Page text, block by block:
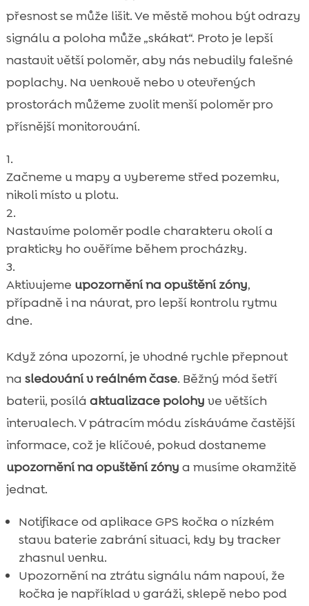
přesnost se může lišit. Ve městě mohou být odrazy
signálu a poloha může „skákat“. Proto je lepší
nastavit větší poloměr, aby nás nebudily falešné
poplachy. Na venkově nebo v otevřených
prostorách můžeme zvolit menší poloměr pro
přísnější monitorování.
Začneme u mapy a vybereme střed pozemku,
nikoli místo u plotu.
Nastavíme poloměr podle charakteru okolí a
prakticky ho ověříme během procházky.
Aktivujeme upozornění na opuštění zóny,
případně i na návrat, pro lepší kontrolu rytmu
dne.
Když zóna upozorní, je vhodné rychle přepnout
na sledování v reálném čase. Běžný mód šetří
baterii, posílá aktualizace polohy ve větších
intervalech. V pátracím módu získáváme častější
informace, což je klíčové, pokud dostaneme
upozornění na opuštění zóny a musíme okamžitě
jednat.
Notifikace od aplikace GPS kočka o nízkém
stavu baterie zabrání situaci, kdy by tracker
zhasnul venku.
Upozornění na ztrátu signálu nám napoví, že
kočka je například v garáži, sklepě nebo pod